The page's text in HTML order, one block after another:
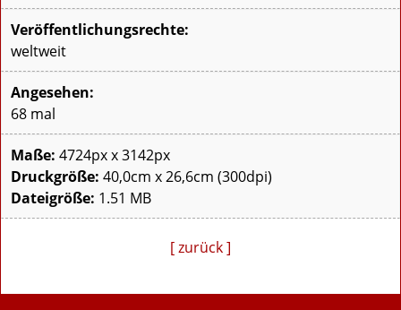
Veröffentlichungsrechte:
weltweit
Angesehen:
68 mal
Maße: 4724px x 3142px
Druckgröße: 40,0cm x 26,6cm (300dpi)
Dateigröße: 1.51 MB
[ zurück ]